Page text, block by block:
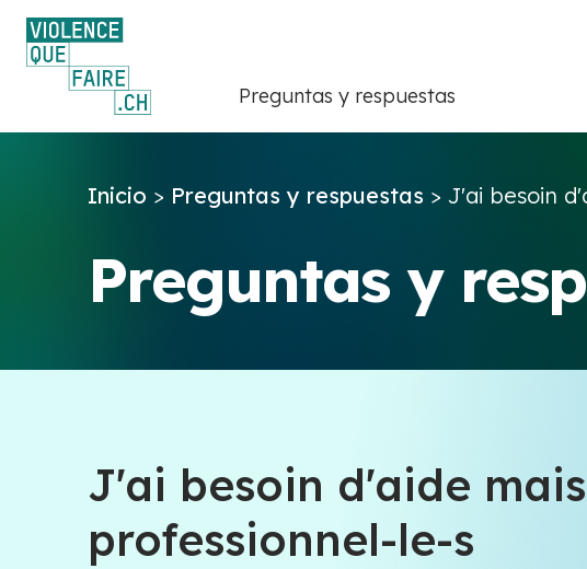
Preguntas y respuestas
Inicio > Preguntas y respuestas > J'ai besoin
Preguntas y
J'ai besoin d'aide
professionnel-le-s